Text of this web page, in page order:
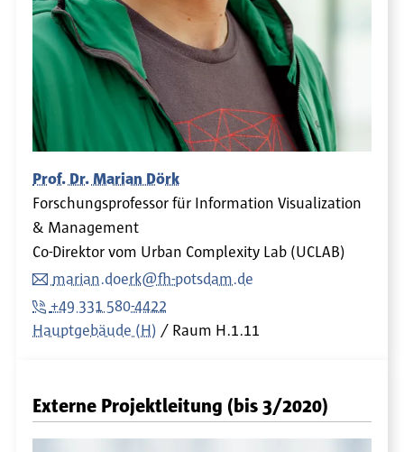
Prof. Dr. Marian Dörk
Forschungsprofessor für Information Visualization
& Management
Co-Direktor vom Urban Complexity Lab (UCLAB)
marian.doerk@fh-potsdam.de
+49 331 580-4422
Hauptgebäude (H)
Raum H.1.11
Externe Projektleitung (bis 3/2020)